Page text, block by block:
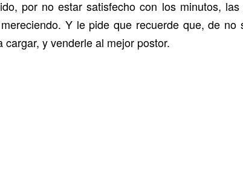
por no estar satisfecho con los minutos,
Y le pide que recuerde que, de
y venderle al mejor postor.